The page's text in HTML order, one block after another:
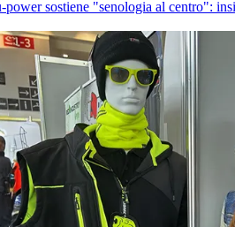
sostiene "senologia al centro":